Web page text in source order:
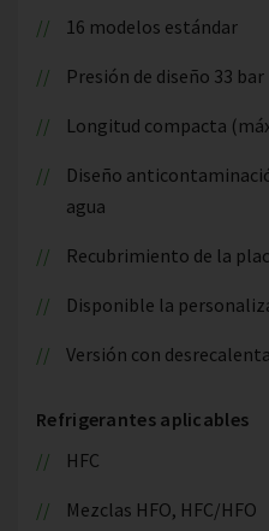
16 modelos estándar
Presión de diseño 33 bar
Longitud compacta
Diseño
agua
Recubrimiento de la
Disponible la
Versión con
Refrigerantes aplicables
HFC
Mezclas HFO, HFC/HFO